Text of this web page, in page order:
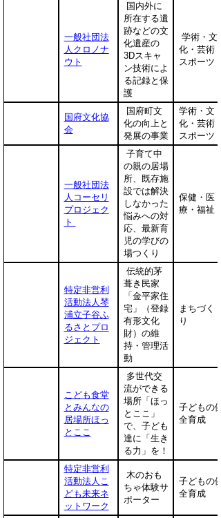
一般社団法
人クロノナ
ウト
国内外に
所在する遺
跡などの文
化遺産の
3Dスキャ
ン技術によ
る記録と保
護
学術・文
化・芸術・
スポーツ
国府文化協
会
国府町文
化の向上と
発展の事業
学術・文
化・芸術・
スポーツ
一般社団法
人コーセリ
プロジェク
ト
子育て中
の親の居場
所、既存施
設では解決
しなかった
悩みへの対
応、最新育
児の学びの
場つくり
保健・医
療・福祉
特定非営利
活動法人琴
浦立子谷ふ
るさとプロ
ジェクト
伝統的茅
葺き民家
「金平家住
宅」（登録
有形文化
財）の維
持・管理活
動
まちづく
り
こども食堂
とみんなの
居場所ほっ
とここ
多世代交
流ができる
場所「ほっ
とここ」
で、子ども
達に「生き
る力」を！
子どもの健
全育成
特定非営利
活動法人こ
ども未来ネ
ットワーク
木のおも
ちゃ体験サ
ポーター
子どもの健
全育成